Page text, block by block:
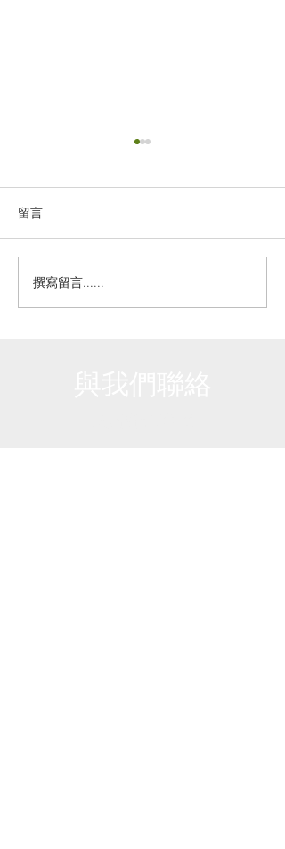
客戶動態：Reed’s 薑汁汽
水正式上線！
留言
撰寫留言......